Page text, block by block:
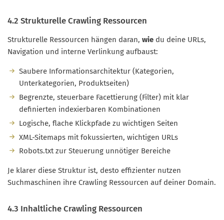
4.2 Strukturelle Crawling Ressourcen
Strukturelle Ressourcen hängen daran, wie du deine URLs,
Navigation und interne Verlinkung aufbaust:
Saubere Informationsarchitektur (Kategorien,
Unterkategorien, Produktseiten)
Begrenzte, steuerbare Facettierung (Filter) mit klar
definierten indexierbaren Kombinationen
Logische, flache Klickpfade zu wichtigen Seiten
XML-Sitemaps mit fokussierten, wichtigen URLs
Robots.txt zur Steuerung unnötiger Bereiche
Je klarer diese Struktur ist, desto effizienter nutzen
Suchmaschinen ihre Crawling Ressourcen auf deiner Domain.
4.3 Inhaltliche Crawling Ressourcen